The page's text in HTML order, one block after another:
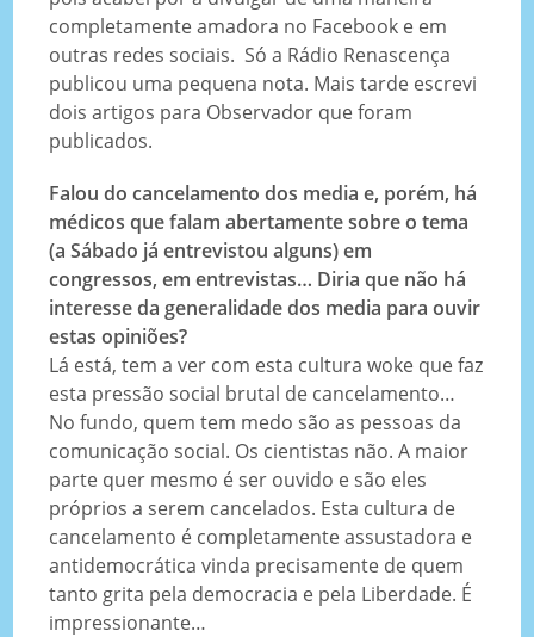
completamente amadora no Facebook e em
outras redes sociais. Só a Rádio Renascença
publicou uma pequena nota. Mais tarde escrevi
dois artigos para Observador que foram
publicados.
Falou do cancelamento dos media e, porém, há
médicos que falam abertamente sobre o tema
(a Sábado já entrevistou alguns) em
congressos, em entrevistas… Diria que não há
interesse da generalidade dos media para ouvir
estas opiniões?
Lá está, tem a ver com esta cultura woke que faz
esta pressão social brutal de cancelamento…
No fundo, quem tem medo são as pessoas da
comunicação social. Os cientistas não. A maior
parte quer mesmo é ser ouvido e são eles
próprios a serem cancelados. Esta cultura de
cancelamento é completamente assustadora e
antidemocrática vinda precisamente de quem
tanto grita pela democracia e pela Liberdade. É
impressionante…